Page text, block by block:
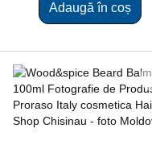
Adaugă în coș